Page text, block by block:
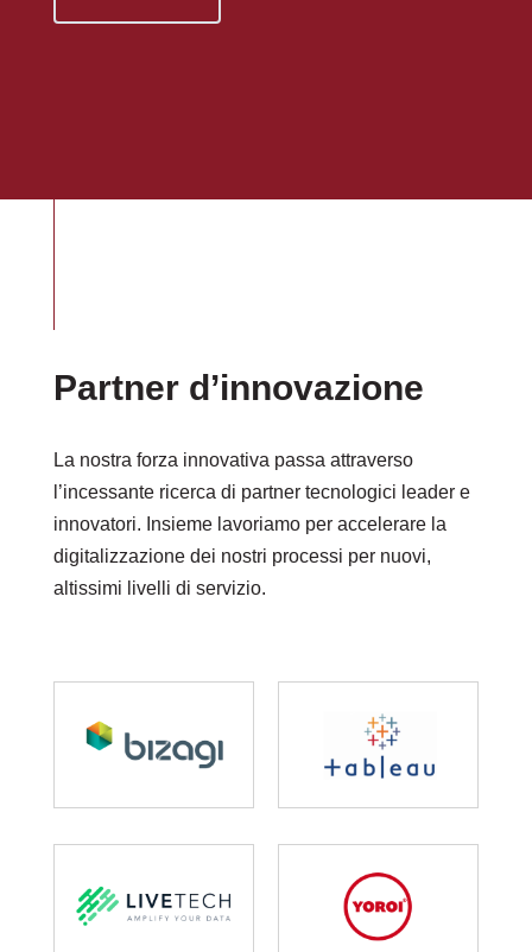
Partner d’innovazione
La nostra forza innovativa passa attraverso
l’incessante ricerca di partner tecnologici leader e
innovatori. Insieme lavoriamo per accelerare la
digitalizzazione dei nostri processi per nuovi,
altissimi livelli di servizio.